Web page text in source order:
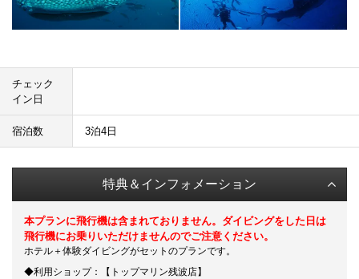
チェック
イン日
宿泊数 3泊4日
特典＆インフォメーション
本プランに飛行機は含まれておりません。ダイビングをした日は
飛行機にお乗りいただけませんのでご注意ください。
ホテル＋体験ダイビングがセットのプランです。
◆利用ショップ：【トップマリン残波店】